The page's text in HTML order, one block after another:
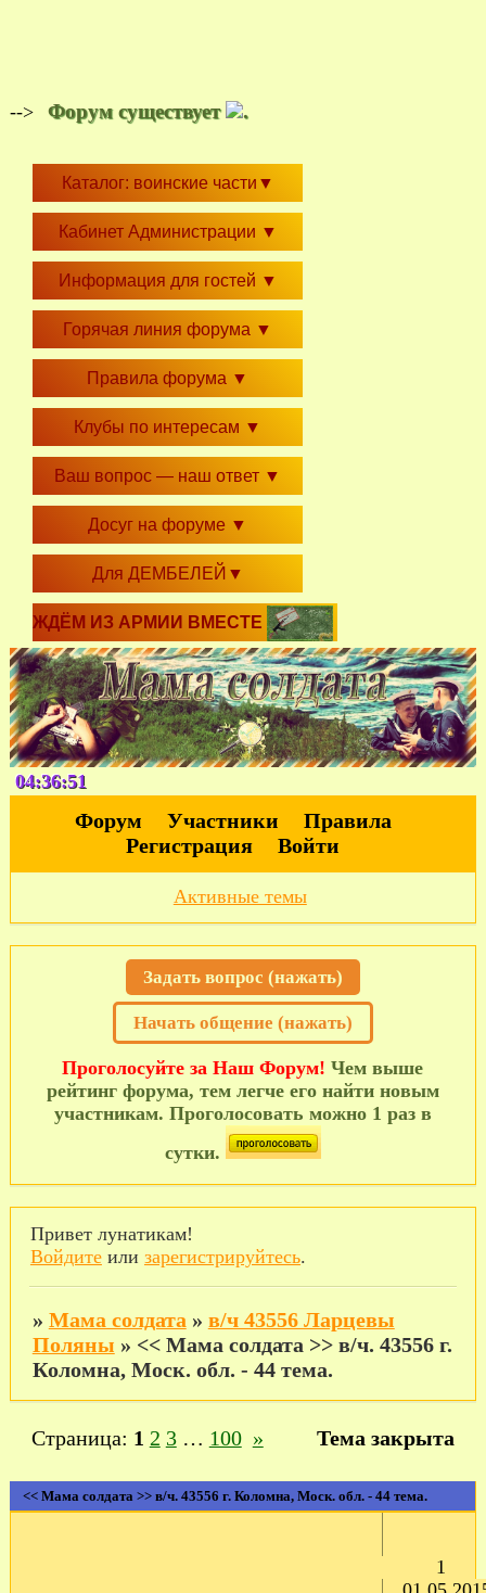
--> Форум существует .
Каталог: воинские части ▼
Кабинет Администрации ▼
Информация для гостей ▼
Горячая линия форума ▼
Правила форума ▼
Клубы по интересам ▼
Ваш вопрос — наш ответ ▼
Досуг на форуме ▼
Для ДЕМБЕЛЕЙ ▼
ЖДЁМ ИЗ АРМИИ ВМЕСТЕ
04:36:52
Форум Участники
Правила
Регистрация
Войти
Активные темы
Задать вопрос (нажать)
Начать общение (нажать)
Проголосуйте за Наш Форум! Чем выше
рейтинг форума, тем легче его найти новым
участникам. Проголосовать можно 1 раз в
сутки.
Привет лунатикам!
Войдитеили зарегистрируйтесь.
» Мама солдата » в/ч 43556 Ларцевы
Поляны » << Мама солдата >> в/ч. 43556 г.
Коломна, Моск. обл. - 44 тема.
<< Мама солдата >> в/ч. 43556 г. Коломна, Моск. обл. - 44 тема.
Страница: 1 2 3 … 100 » Тема закрыта
1